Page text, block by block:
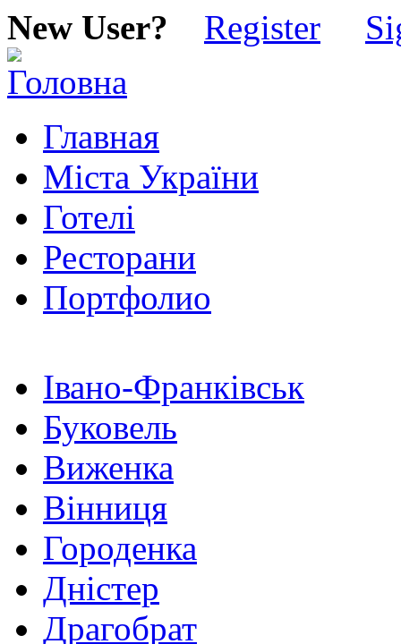
New User? Register
Главная
Міста України
Готелі
Ресторани
Портфолио
Івано-Франківськ
Буковель
Виженка
Вінниця
Городенка
Дністер
Драгобрат